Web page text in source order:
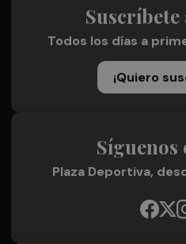
Todos los días a
¡Quiero
Síguenos
Plaza Deportiva,